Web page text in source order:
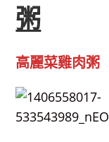
粥
高麗菜雞肉粥